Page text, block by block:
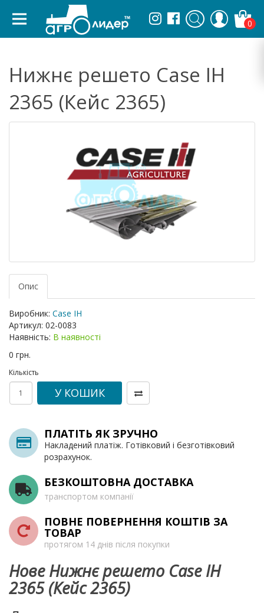
0
Нижнє решето Case IH
2365 (Кейс 2365)
Опис
Виробник: Case IH
Артикул: 02-0083
Наявність: В наявності
0 грн.
Кількість
У КОШИК
ПЛАТІТЬ ЯК ЗРУЧНО
Накладений платіж. Готівковий і безготівковий
розрахунок.
БЕЗКОШТОВНА ДОСТАВКА
транспортом компанії
ПОВНЕ ПОВЕРНЕННЯ КОШТІВ ЗА
ТОВАР
протягом 14 днів після покупки
Нове Нижнє решето Case IH
2365 (Кейс 2365)